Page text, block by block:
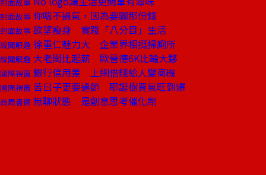
封面故事 你喘不過氣，因為要圖那份錢
封面故事 欲望瘦身 實踐「八分目」生活
說聞解趣 徐重仁魅力大 企業界相挺掃廁所
說聞解趣 大老闆比起薪 歐晉德6K比輸大夥
國際視窗 銀行信用差 上網借錢給人變商機
國際視窗 苦日子更要過節 耶誕樹買氣旺到爆
商周書摘 無聊狀態 是創意思考催化劑